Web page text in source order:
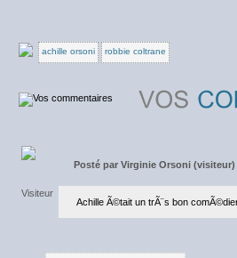
achille orsoni robbie coltrane
Posté par Virginie Orsoni (visiteur)
Achille Ã©tait un trÃ¨s bon